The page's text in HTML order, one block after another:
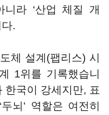
라 ‘산업 체질 개
.
체 설계(팹리스) 시
1위를 기록했습니
한국이 강세지만, 표
뇌’ 역할은 여전히